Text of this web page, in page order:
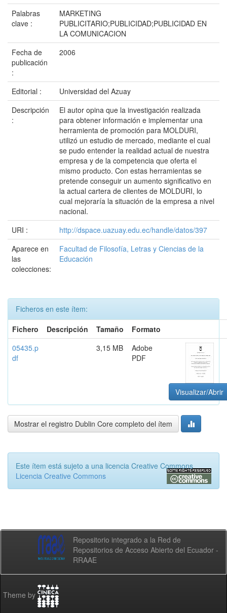
Palabras
clave :
MARKETING
PUBLICITARIO;PUBLICIDAD;PUBLICIDAD EN
LA COMUNICACION
Fecha de
publicación
:
2006
Editorial :
Universidad del Azuay
Descripción
:
El autor opina que la investigación realizada
para obtener información e implementar una
herramienta de promoción para MOLDURI,
utilizó un estudio de mercado, mediante el cual
se pudo entender la realidad actual de nuestra
empresa y de la competencia que oferta el
mismo producto. Con estas herramientas se
pretende conseguir un aumento significativo en
la actual cartera de clientes de MOLDURI, lo
cual mejoraría la situación de la empresa a nivel
nacional.
URI :
http://dspace.uazuay.edu.ec/handle/datos/397
Aparece en
las
colecciones:
Facultad de Filosofía, Letras y Ciencias de la
Educación
Ficheros en este ítem:
Fichero
Descripción Tamaño
Formato
05435.p
df
3,15 MB
Adobe
PDF
Visualizar/Abrir
Mostrar el registro Dublin Core completo del ítem
Este ítem está sujeto a una licencia Creative Commons
Licencia Creative Commons
Repositorio integrado a la Red de
Repositorios de Acceso Abierto del Ecuador -
RRAAE
Theme by